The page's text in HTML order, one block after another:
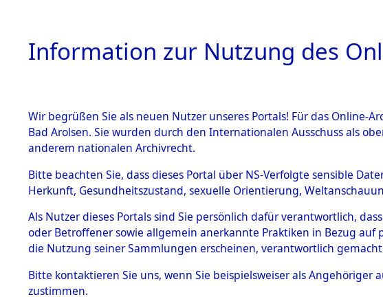
HOME BESTANDSBESCHREIBUNG
BESTÄNDE
Inhaftierungsdoku
mente
1.2.9 Beim ITS
verwahrte
1.2.9.1
Effekten aus
4Aktenfür
SCHULLER
DOKUMENTE
Information zur Nutzung des
Wir begrüßen Sie als neuen Nutzer unseres Portals! Für das
Bad Arolsen. Sie wurden durch den Internationalen Ausschuss als
anderem nationalen Archivrecht.
Bitte beachten Sie, dass dieses Portal über NS-Verfolgte sensible
Herkunft, Gesundheitszustand, sexuelle Orientierung,
Als Nutzer dieses Portals sind Sie persönlich dafür verantwortlich,
oder Betroffener sowie allgemein anerkannte Praktiken in Bezug
die Nutzung seiner Sammlungen erscheinen, verantwortlich
Bitte kontaktieren Sie uns, wenn Sie beispielsweiser als
zustimmen.